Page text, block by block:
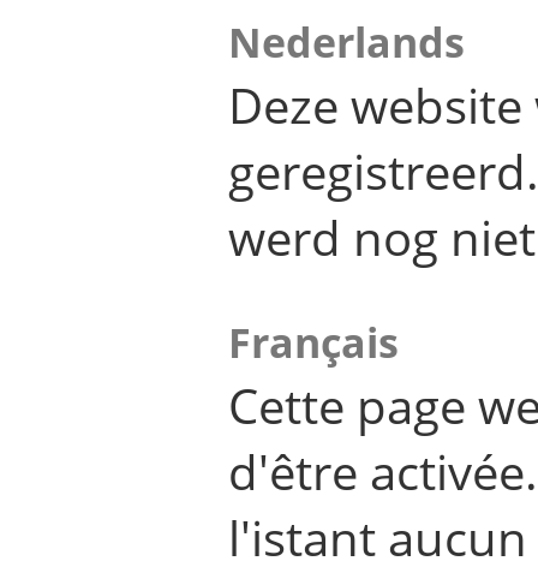
Nederlands
Deze
werd nog
Français
Cette page
d'être
l'istant